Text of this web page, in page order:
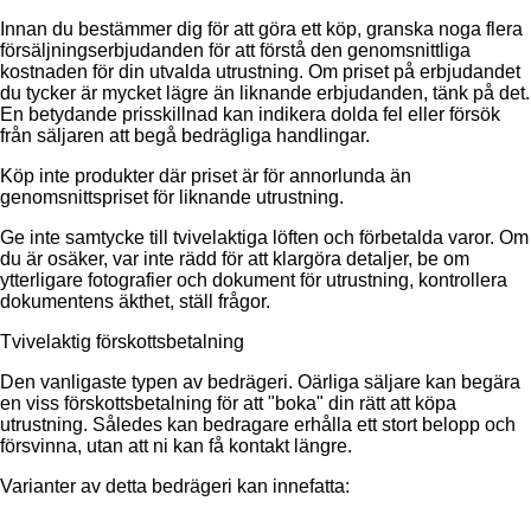
Innan du bestämmer dig för att göra ett köp, granska noga flera
försäljningserbjudanden för att förstå den genomsnittliga
kostnaden för din utvalda utrustning. Om priset på erbjudandet
du tycker är mycket lägre än liknande erbjudanden, tänk på det.
En betydande prisskillnad kan indikera dolda fel eller försök
från säljaren att begå bedrägliga handlingar.
Köp inte produkter där priset är för annorlunda än
genomsnittspriset för liknande utrustning.
Ge inte samtycke till tvivelaktiga löften och förbetalda varor. Om
du är osäker, var inte rädd för att klargöra detaljer, be om
ytterligare fotografier och dokument för utrustning, kontrollera
dokumentens äkthet, ställ frågor.
Tvivelaktig förskottsbetalning
Den vanligaste typen av bedrägeri. Oärliga säljare kan begära
en viss förskottsbetalning för att "boka" din rätt att köpa
utrustning. Således kan bedragare erhålla ett stort belopp och
försvinna, utan att ni kan få kontakt längre.
Varianter av detta bedrägeri kan innefatta: